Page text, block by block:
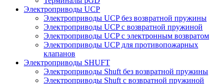
Электроприводы UCP
Электроприводы UCP без возвратной пружины
Электроприводы UCP с возвратной пружиной
Электроприводы UCP с электронным возвратом
Электроприводы UCP для противопожарных
клапанов
Электроприводы SHUFT
Электроприводы Shuft без возвратной пружины
Электроприводы Shuft с возвратной пружиной